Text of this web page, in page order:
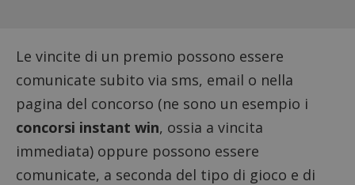
Le vincite di un premio possono essere
comunicate subito via sms, email o nella
pagina del concorso (ne sono un esempio i
concorsi instant win, ossia a vincita
immediata) oppure possono essere
comunicate, a seconda del tipo di gioco e di